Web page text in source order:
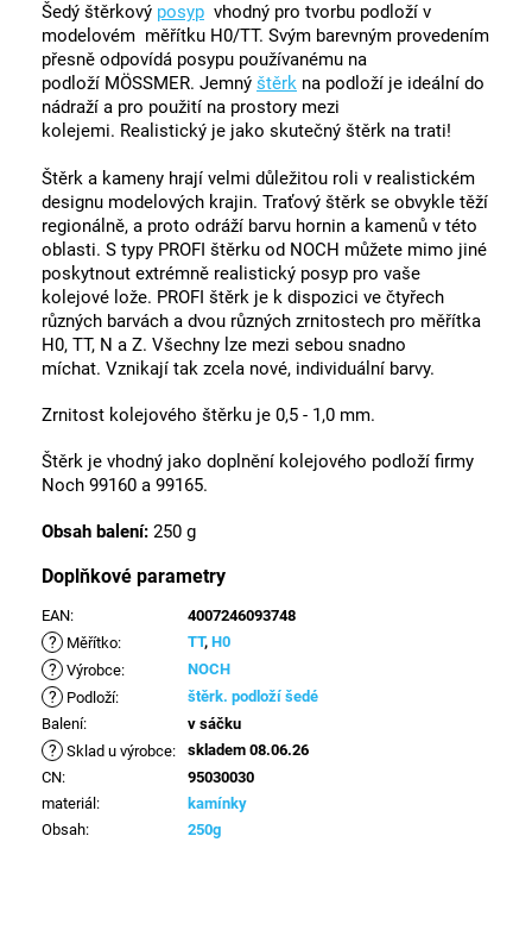
Šedý štěrkový posyp vhodný pro tvorbu podloží v
modelovém měřítku H0/TT. Svým barevným provedením
přesně odpovídá posypu používanému na
podloží MÖSSMER. Jemný štěrk na podloží je ideální do
nádraží a pro použití na prostory mezi
kolejemi. Realistický je jako skutečný štěrk na trati!
Štěrk a kameny hrají velmi důležitou roli v realistickém
designu modelových krajin. Traťový štěrk se obvykle těží
regionálně, a proto odráží barvu hornin a kamenů v této
oblasti. S typy PROFI štěrku od NOCH můžete mimo jiné
poskytnout extrémně realistický posyp pro vaše
kolejové lože. PROFI štěrk je k dispozici ve čtyřech
různých barvách a dvou různých zrnitostech pro měřítka
H0, TT, N a Z. Všechny lze mezi sebou snadno
míchat. Vznikají tak zcela nové, individuální barvy.
Zrnitost kolejového štěrku je 0,5 - 1,0 mm.
Štěrk je vhodný jako doplnění kolejového podloží firmy
Noch 99160 a 99165.
Obsah balení: 250 g
Doplňkové parametry
EAN: 4007246093748
? Měřítko: TT, H0
? Výrobce: NOCH
? Podloží:
štěrk. podloží šedé
Balení: v sáčku
? Sklad u výrobce:
skladem 08.06.26
CN:
95030030
materiál :
kamínky
Obsah: 250g